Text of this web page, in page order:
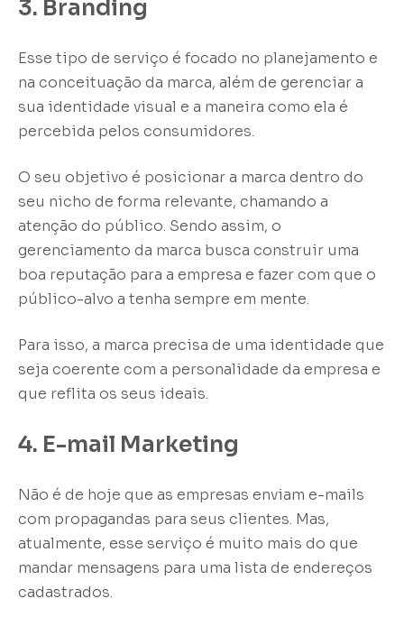
3. Branding
Esse tipo de serviço é focado no planejamento e
na conceituação da marca, além de gerenciar a
sua identidade visual e a maneira como ela é
percebida pelos consumidores.
O seu objetivo é posicionar a marca dentro do
seu nicho de forma relevante, chamando a
atenção do público. Sendo assim, o
gerenciamento da marca busca construir uma
boa reputação para a empresa e fazer com que o
público-alvo a tenha sempre em mente.
Para isso, a marca precisa de uma identidade que
seja coerente com a personalidade da empresa e
que reflita os seus ideais.
4. E-mail Marketing
Não é de hoje que as empresas enviam e-mails
com propagandas para seus clientes. Mas,
atualmente, esse serviço é muito mais do que
mandar mensagens para uma lista de endereços
cadastrados.